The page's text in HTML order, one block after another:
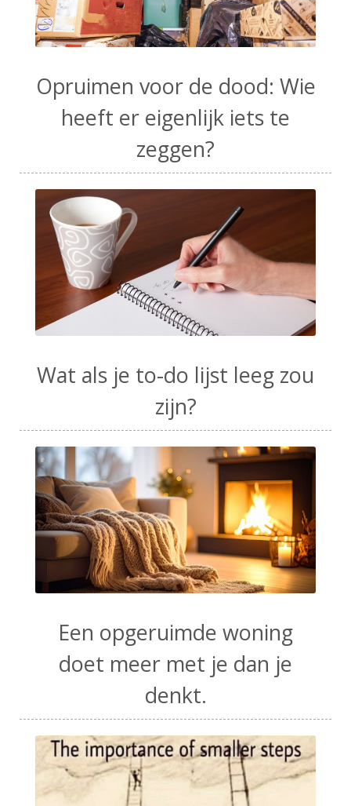
Opruimen voor de dood: Wie
heeft er eigenlijk iets te
zeggen?
Wat als je to-do lijst leeg zou
zijn?
Een opgeruimde woning
doet meer met je dan je
denkt.